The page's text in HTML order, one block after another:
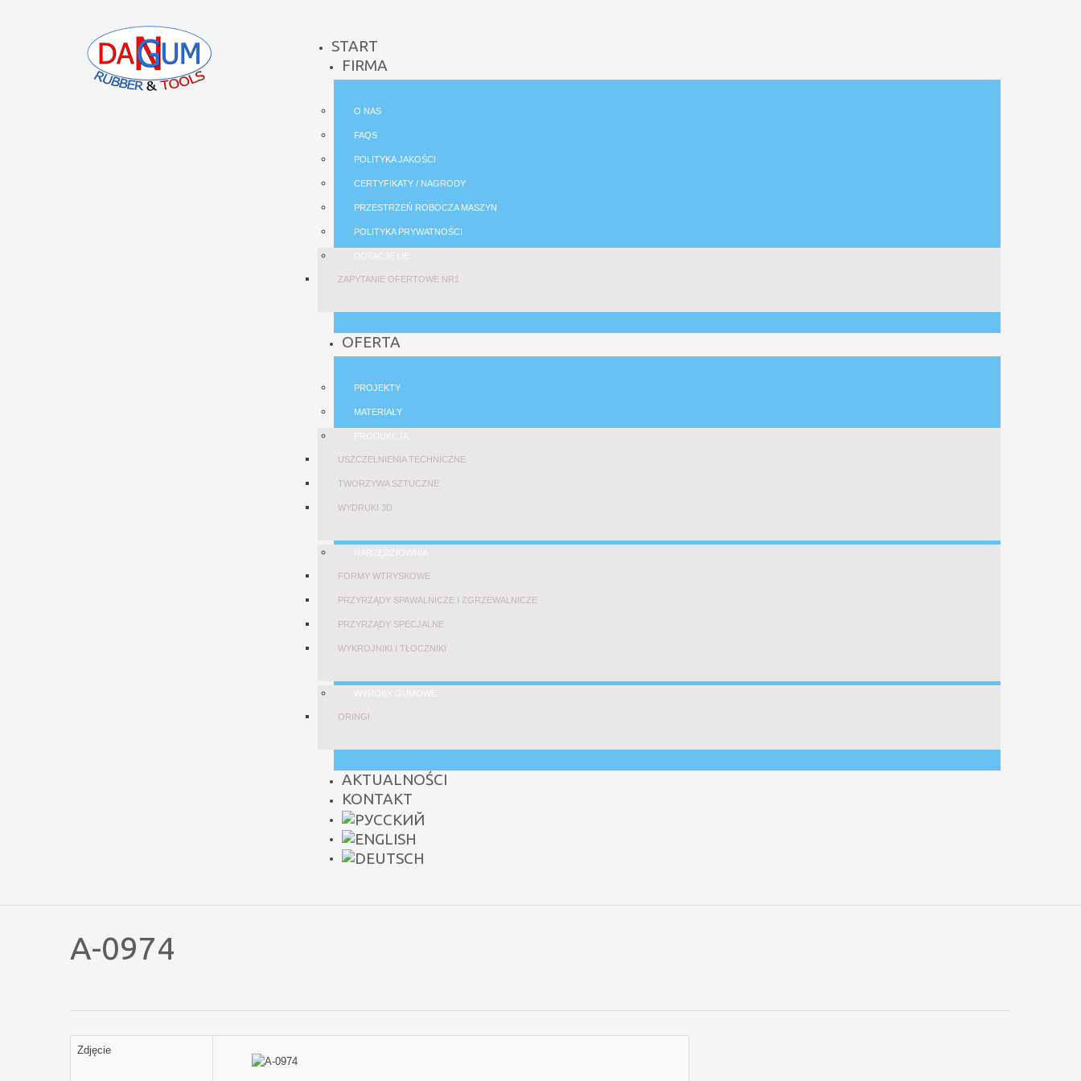
START
FIRMA
O NAS
FAQS
POLITYKA JAKOŚCI
CERTYFIKATY / NAGRODY
PRZESTRZEŃ ROBOCZA MASZYN
POLITYKA PRYWATNOŚCI
DOTACJE UE
ZAPYTANIE OFERTOWE NR1
OFERTA
PROJEKTY
MATERIAŁY
PRODUKCJA
USZCZELNIENIA TECHNICZNE
TWORZYWA SZTUCZNE
WYDRUKI 3D
NARZĘDZIOWNIA
FORMY WTRYSKOWE
PRZYRZĄDY SPAWALNICZE I ZGRZEWALNICZE
PRZYRZĄDY SPECJALNE
WYKROJNIKI I TŁOCZNIKI
WYROBY GUMOWE
ORINGI
AKTUALNOŚCI
KONTAKT
A-0974
Zdjęcie